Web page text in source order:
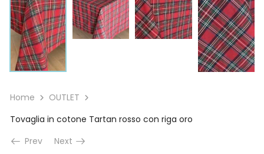
Home
OUTLET
Tovaglia in cotone Tartan rosso con riga oro
Prev
Next